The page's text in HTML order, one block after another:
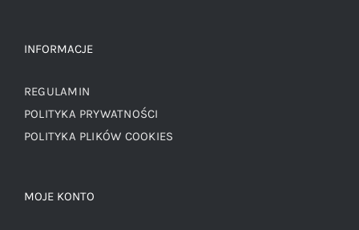
INFORMACJE
REGULAMIN
POLITYKA PRYWATNOŚCI
POLITYKA PLIKÓW COOKIES
MOJE KONTO